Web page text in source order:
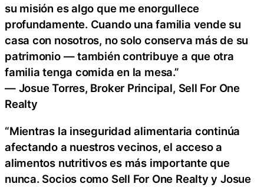
su misión es algo que me enorgullece
profundamente. Cuando una familia vende su
casa con nosotros, no solo conserva más de su
patrimonio — también contribuye a que otra
familia tenga comida en la mesa.”
— Josue Torres, Broker Principal, Sell For One
Realty
“Mientras la inseguridad alimentaria continúa
afectando a nuestros vecinos, el acceso a
alimentos nutritivos es más importante que
nunca. Socios como Sell For One Realty y Josue